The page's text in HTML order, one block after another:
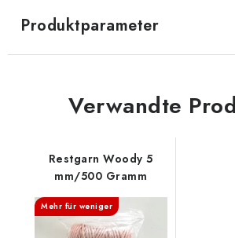
Produktparameter
Verwandte
Restgarn Woody 5
mm/500 Gramm
Mehr für weniger